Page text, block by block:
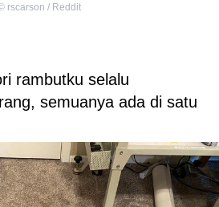
rscarson / Reddit
rambutku selalu
semuanya ada di satu